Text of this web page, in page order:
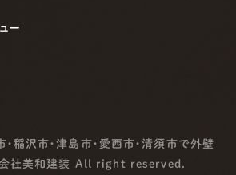
ー
・稲沢市・津島市・愛西市・清須市で外壁
社美和建装 All right reserved.